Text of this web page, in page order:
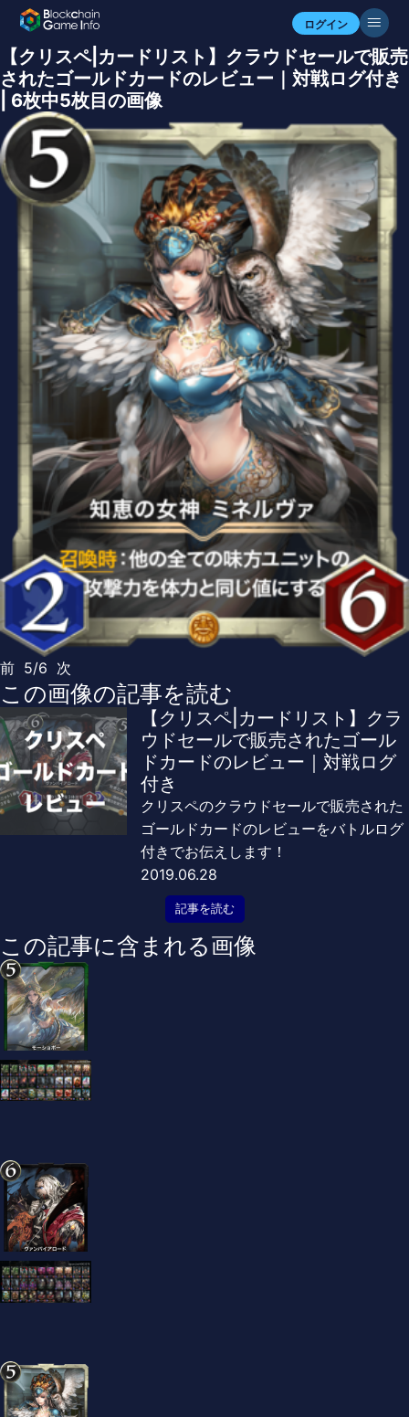
ログイン
【クリスペ|カードリスト】クラウドセールで販売
されたゴールドカードのレビュー｜対戦ログ付き
| 6枚中5枚目の画像
前 5/6 次
この画像の記事を読む
【クリスペ|カードリスト】クラ
ウドセールで販売されたゴール
ドカードのレビュー｜対戦ログ
付き
クリスペのクラウドセールで販売された
ゴールドカードのレビューをバトルログ
付きでお伝えします！
2019.06.28
記事を読む
この記事に含まれる画像